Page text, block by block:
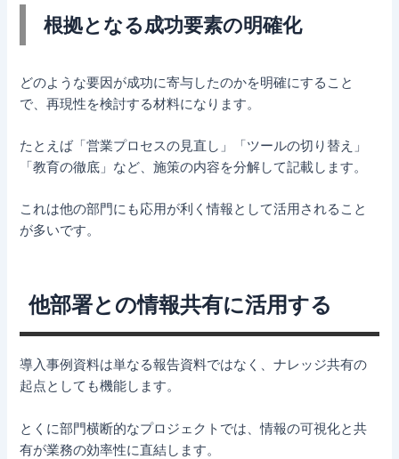
根拠となる成功要素の明確化
どのような要因が成功に寄与したのかを明確にすること
で、再現性を検討する材料になります。
たとえば「営業プロセスの見直し」「ツールの切り替え」
「教育の徹底」など、施策の内容を分解して記載します。
これは他の部門にも応用が利く情報として活用されること
が多いです。
他部署との情報共有に活用する
導入事例資料は単なる報告資料ではなく、ナレッジ共有の
起点としても機能します。
とくに部門横断的なプロジェクトでは、情報の可視化と共
有が業務の効率性に直結します。